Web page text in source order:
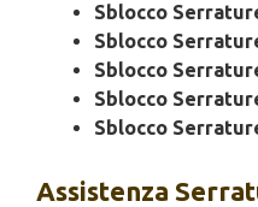
Sblocco
Sblocco
Sblocco
Sblocco
Sblocco
Assistenza